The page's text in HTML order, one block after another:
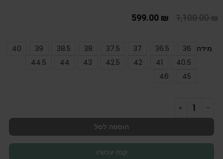
1,100.00₪
599.00 ₪
מידה 36
36.5
37
37.5
38
38.5
39
40
40.5
41
42
42.5
43
44
44.5
45
46
הוספה לסל
קנה עכשיו